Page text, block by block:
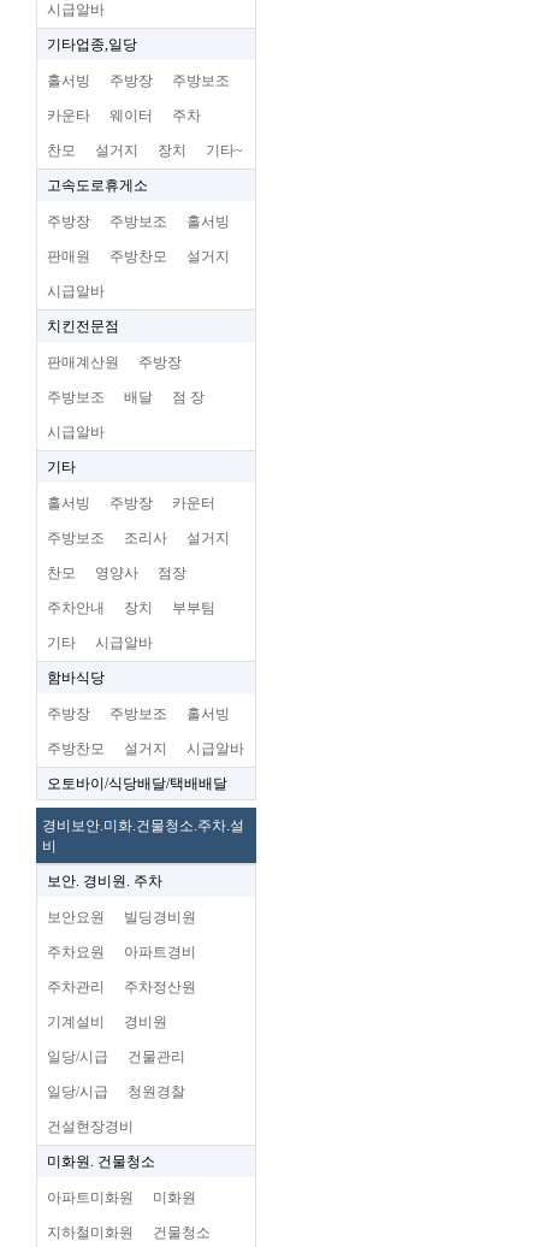
시급알바
기타업종,일당
홀서빙 주방장 주방보조
카운타 웨이터 주차
찬모 설거지 장치 기타~
고속도로휴게소
주방장 주방보조 홀서빙
판매원 주방찬모 설거지
시급알바
치킨전문점
판매계산원 주방장
주방보조 배달 점 장
시급알바
기타
홀서빙 주방장 카운터
주방보조 조리사 설거지
찬모 영양사 점장
주차안내 장치 부부팀
기타 시급알바
함바식당
주방장 주방보조 홀서빙
주방찬모 설거지 시급알바
오토바이/식당배달/택배배달
경비보안.미화.건물청소.주차.설
비
보안. 경비원. 주차
보안요원 빌딩경비원
주차요원 아파트경비
주차관리 주차정산원
기계설비 경비원
일당/시급 건물관리
일당/시급 청원경찰
건설현장경비
미화원. 건물청소
아파트미화원 미화원
지하철미화원 건물청소